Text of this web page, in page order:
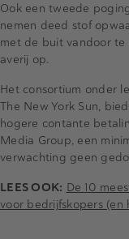
Ook een tweede
nemen deed stof
met de buit vandoor te
averij op.
Het consortium onder
The New York Sun,
hogere contante
Media Group, een
verwachting geen
LEES OOK: De 10
voor bedrijfskopers (en